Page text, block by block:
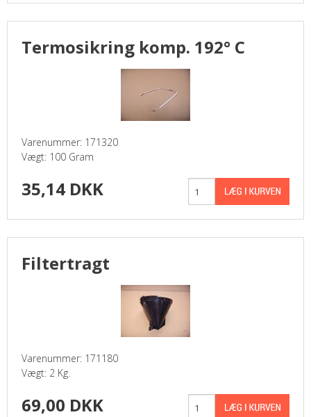
Termosikring komp. 192° C
Varenummer: 171320
Vægt: 100 Gram
35,14 DKK
Filtertragt
Varenummer: 171180
Vægt: 2 Kg.
69,00 DKK